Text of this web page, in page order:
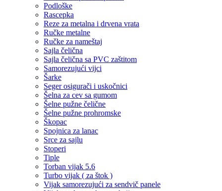
Podloške
Rascepka
Reze za metalna i drvena vrata
Ručke metalne
Ručke za nameštaj
Sajla čelična
Sajla čelična sa PVC zaštitom
Samorezujući vijci
Šarke
Seger osigurači i uskočnici
Šelna za cev sa gumom
Šelne pužne čelične
Šelne pužne prohromske
Škopac
Spojnica za lanac
Srce za sajlu
Stoperi
Tiple
Torban vijak 5.6
Turbo vijak ( za štok )
Vijak samorezujući za sendvič panele